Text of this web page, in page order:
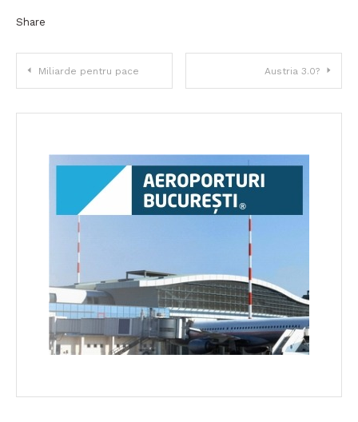
Share
Navigare
în
Miliarde pentru pace Austria 3.0?